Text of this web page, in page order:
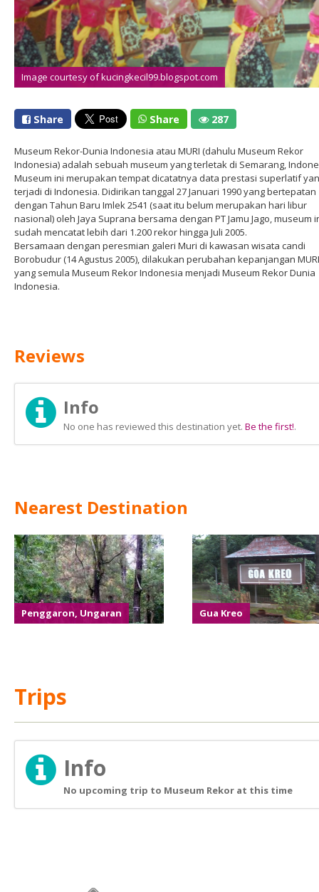
Image courtesy of kucingkecil99.blogspot.com
Share Share 287
Museum Rekor-Dunia Indonesia atau MURI (dahulu Museum Rekor
Indonesia) adalah sebuah museum yang terletak di Semarang,
Museum ini merupakan tempat dicatatnya data prestasi superlatif
terjadi di Indonesia. Didirikan tanggal 27 Januari 1990 yang bertepatan
dengan Tahun Baru Imlek 2541 (saat itu belum merupakan hari libur
nasional) oleh Jaya Suprana bersama dengan PT Jamu Jago, museum
sudah mencatat lebih dari 1.200 rekor hingga Juli 2005.
Bersamaan dengan peresmian galeri Muri di kawasan wisata candi
Borobudur (14 Agustus 2005), dilakukan perubahan kepanjangan MURI
yang semula Museum Rekor Indonesia menjadi Museum Rekor Dunia
Indonesia.
Reviews
Info
No one has reviewed this destination yet. Be the first!.
Nearest Destination
Penggaron, Ungaran Gua Kreo
Trips
Info
No upcoming trip to Museum Rekor at this time